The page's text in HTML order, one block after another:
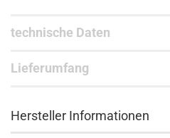
technische Daten
Lieferumfang
Hersteller Informationen